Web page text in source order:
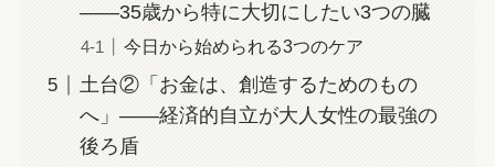
——35歳から特に大切にしたい3つの臓
今日から始められる3つのケア
土台②「お金は、創造するためのもの
へ」——経済的自立が大人女性の最強の
後ろ盾